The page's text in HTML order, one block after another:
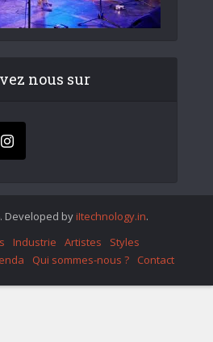
nous sur
Developed by iItechnology.in.
Industrie Artistes
Styles
Qui sommes-nous ? Contact